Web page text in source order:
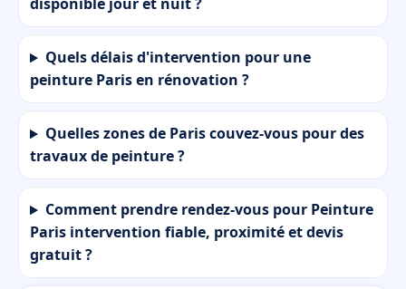
Quels délais d'intervention pour une
peinture Paris en rénovation ?
Quelles zones de Paris couvez-vous pour des
travaux de peinture ?
Comment prendre rendez-vous pour Peinture
Paris intervention fiable, proximité et devis
gratuit ?